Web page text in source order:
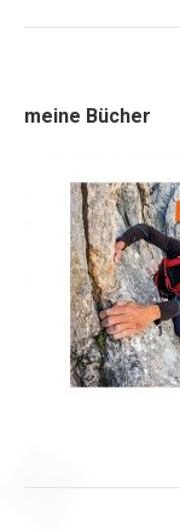
meine Bücher